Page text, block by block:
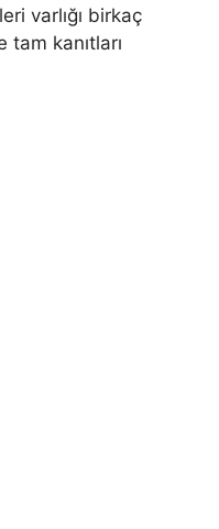
varlığı birkaç
tam kanıtları